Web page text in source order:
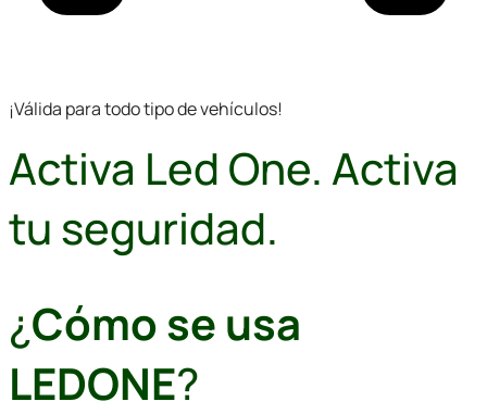
¡Válida para todo tipo de vehículos!
Activa Led One. Activa
tu seguridad.
¿Cómo se usa
LEDONE?